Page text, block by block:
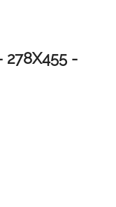
278X455 -